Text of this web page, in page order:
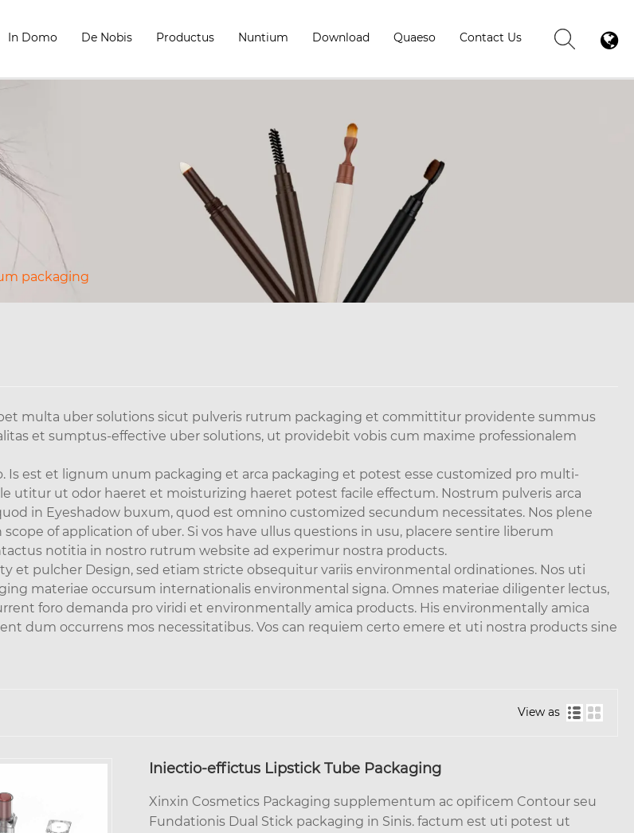
In Domo De Nobis Productus Nuntium Download Quaeso Contact Us
packaging
multa uber solutions sicut pulveris rutrum packaging et committitur providente summus
et sumptus-effective uber solutions, ut providebit vobis cum maxime professionalem
est et lignum unum packaging et arca packaging et potest esse customized pro multi-
utitur ut odor haeret et moisturizing haeret potest facile effectum. Nostrum pulveris arca
in Eyeshadow buxum, quod est omnino customized secundum necessitates. Nos plene
of application of uber. Si vos have ullus questions in usu, placere sentire liberum
notitia in nostro rutrum website ad experimur nostra products.
et pulcher Design, sed etiam stricte obsequitur variis environmental ordinationes. Nos uti
materiae occursum internationalis environmental signa. Omnes materiae diligenter lectus,
foro demanda pro viridi et environmentally amica products. His environmentally amica
dum occurrens mos necessitatibus. Vos can requiem certo emere et uti nostra products sine
View as
Iniectio-effictus Lipstick Tube Packaging
Xinxin Cosmetics Packaging supplementum ac opificem Contour seu
Fundationis Dual Stick packaging in Sinis. factum est uti potest ut